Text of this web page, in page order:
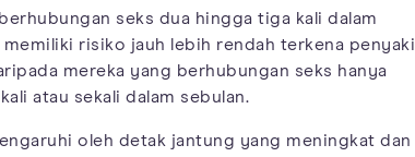
seks dua hingga tiga kali dalam
risiko jauh lebih rendah terkena
mereka yang berhubungan seks hanya
atau sekali dalam sebulan.
oleh detak jantung yang meningkat dan